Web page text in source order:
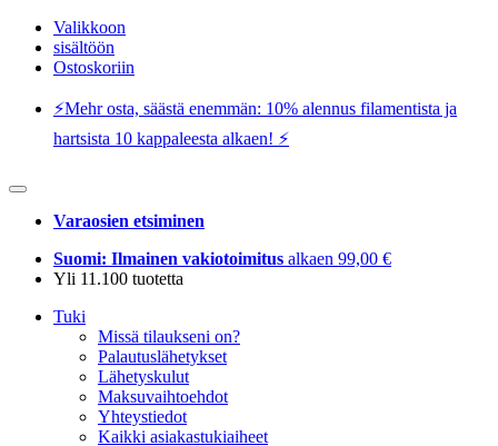
Valikkoon
sisältöön
Ostoskoriin
⚡️Mehr osta, säästä enemmän: 10% alennus filamentista ja
hartsista 10 kappaleesta alkaen! ⚡️
Varaosien etsiminen
Suomi: Ilmainen vakiotoimitus alkaen 99,00 €
Yli 11.100 tuotetta
Tuki
Missä tilaukseni on?
Palautuslähetykset
Lähetyskulut
Maksuvaihtoehdot
Yhteystiedot
Kaikki asiakastukiaiheet